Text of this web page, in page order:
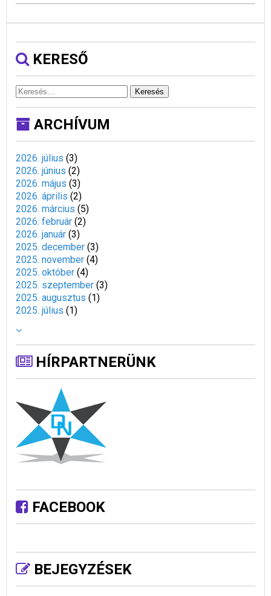
KERESŐ
Keresés
ARCHÍVUM
2026. július (3)
2026. június (2)
2026. május (3)
2026. április (2)
2026. március (5)
2026. február (2)
2026. január (3)
2025. december (3)
2025. november (4)
2025. október (4)
2025. szeptember (3)
2025. augusztus (1)
2025. július (1)
HÍRPARTNERÜNK
FACEBOOK
BEJEGYZÉSEK